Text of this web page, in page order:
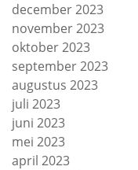
december 2023
november 2023
oktober 2023
september 2023
augustus 2023
juli 2023
juni 2023
mei 2023
april 2023